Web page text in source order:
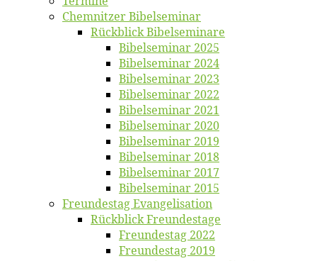
Chemnit­zer Bibelseminar
Rück­blick Bibelseminare
Bi­bel­se­mi­nar 2025
Bi­bel­se­mi­nar 2024
Bi­bel­se­mi­nar 2023
Bi­bel­se­mi­nar 2022
Bi­bel­se­mi­nar 2021
Bi­bel­se­mi­nar 2020
Bi­bel­se­mi­nar 2019
Bi­bel­se­mi­nar 2018
Bibelsemi­nar 2017
Bibelsemi­nar 2015
Freun­des­tag Evangelisation
Rück­blick Freundestage
Freun­des­tag 2022
Freun­des­tag 2019